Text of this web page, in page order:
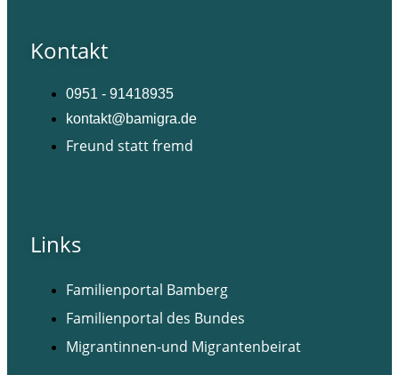
Kontakt
0951 - 91418935
kontakt@bamigra.de
Freund statt fremd
Links
Familienportal Bamberg
Familienportal des Bundes
Migrantinnen-und Migrantenbeirat